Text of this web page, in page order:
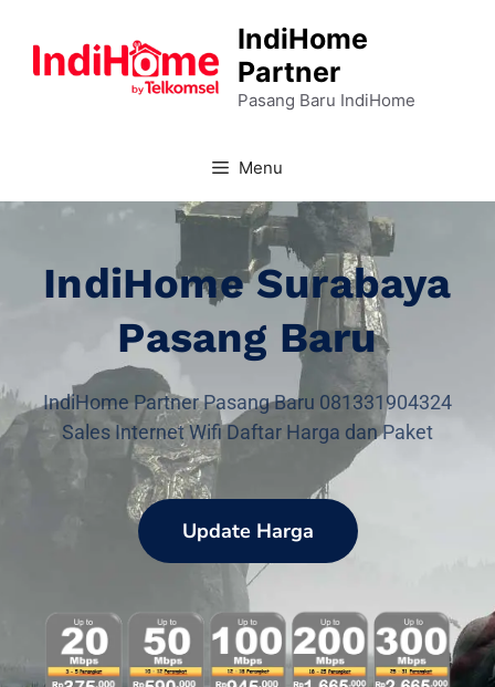
IndiHome
Partner
Pasang Baru IndiHome
Menu
IndiHome Surabaya
Pasang Baru
IndiHome Partner Pasang Baru 081331904324
Sales Internet Wifi Daftar Harga dan Paket
Update Harga